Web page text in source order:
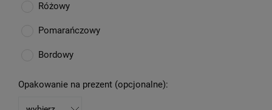
Różowy
Pomarańczowy
Bordowy
Opakowanie na prezent (opcjonalne):